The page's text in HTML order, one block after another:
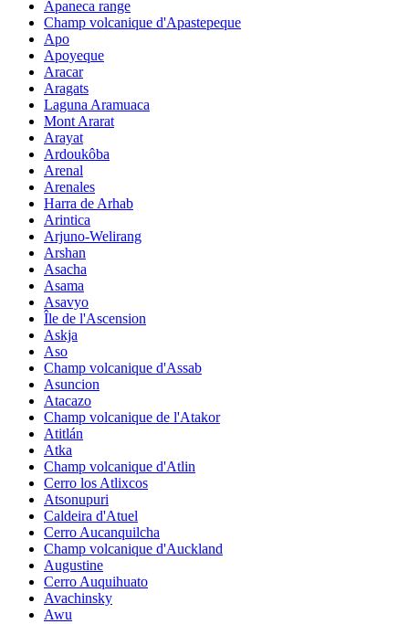
Apaneca range
Champ volcanique d'Apastepeque
Apo
Apoyeque
Aracar
Aragats
Laguna Aramuaca
Mont Ararat
Arayat
Ardoukôba
Arenal
Arenales
Harra de Arhab
Arintica
Arjuno-Welirang
Arshan
Asacha
Asama
Asavyo
Île de l'Ascension
Askja
Aso
Champ volcanique d'Assab
Asuncion
Atacazo
Champ volcanique de l'Atakor
Atitlán
Atka
Champ volcanique d'Atlin
Cerro los Atlixcos
Atsonupuri
Caldeira d'Atuel
Cerro Aucanquilcha
Champ volcanique d'Auckland
Augustine
Cerro Auquihuato
Avachinsky
Awu